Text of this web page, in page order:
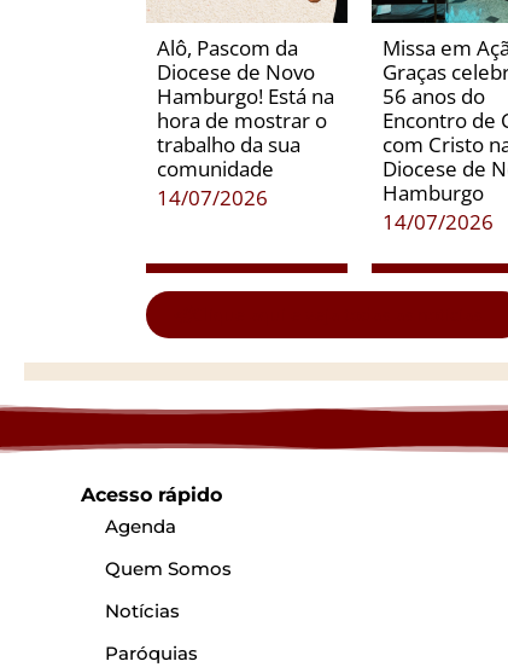
Alô, Pascom da
Diocese de Novo
Hamburgo! Está na
hora de mostrar o
trabalho da sua
comunidade
14/07/2026
Missa em
Graças
56 anos do
Encontro de
com Cristo
Diocese de
Hamburgo
14/07/2026
Acesso rápido
Agenda
Quem Somos
Notícias
Paróquias